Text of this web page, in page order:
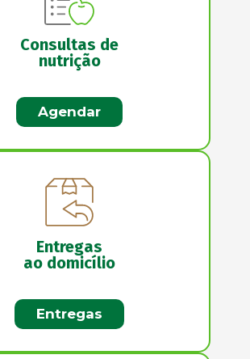
Consultas de
nutrição
Agendar
Entregas
ao domicílio
Entregas